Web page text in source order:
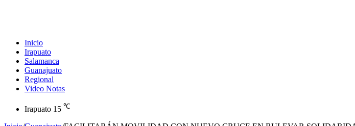
Inicio
Irapuato
Salamanca
Guanajuato
Regional
Video Notas
Irapuato 15 ℃